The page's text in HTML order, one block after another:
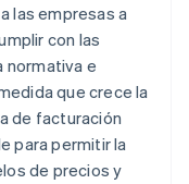
las empresas a
con las
normativa e
que crece la
de facturación
para permitir la
de precios y